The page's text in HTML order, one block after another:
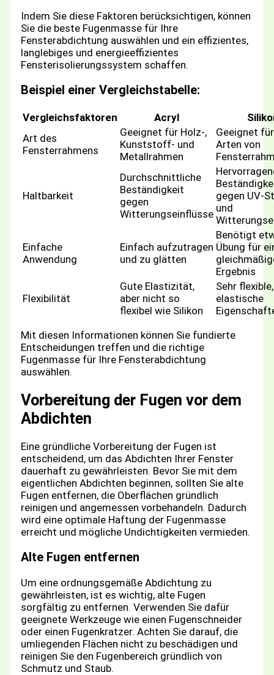
Indem Sie diese Faktoren berücksichtigen, können
Sie die beste Fugenmasse für Ihre
Fensterabdichtung auswählen und ein effizientes,
langlebiges und energieeffizientes
Fensterisolierungssystem schaffen.
Beispiel einer Vergleichstabelle:
Vergleichsfaktoren Acryl
Art des
Fensterrahmens
Geeignet für Holz-,
Kunststoff- und
Metallrahmen
Geeignet
Arten von
Haltbarkeit
Durchschnittliche
Beständigkeit
gegen
Witterungseinflüsse
gegen UV-
und
Einfache
Anwendung
Einfach aufzutragen
und zu glätten
Benötigt
Übung für
Ergebnis
Flexibilität
Gute Elastizität,
aber nicht so
flexibel wie Silikon
Sehr flexible,
elastische
Mit diesen Informationen können Sie fundierte
Entscheidungen treffen und die richtige
Fugenmasse für Ihre Fensterabdichtung
auswählen.
Vorbereitung der Fugen vor dem
Abdichten
Eine gründliche Vorbereitung der Fugen ist
entscheidend, um das Abdichten Ihrer Fenster
dauerhaft zu gewährleisten. Bevor Sie mit dem
eigentlichen Abdichten beginnen, sollten Sie alte
Fugen entfernen, die Oberflächen gründlich
reinigen und angemessen vorbehandeln. Dadurch
wird eine optimale Haftung der Fugenmasse
erreicht und mögliche Undichtigkeiten vermieden.
Alte Fugen entfernen
Um eine ordnungsgemäße Abdichtung zu
gewährleisten, ist es wichtig, alte Fugen
sorgfältig zu entfernen. Verwenden Sie dafür
geeignete Werkzeuge wie einen Fugenschneider
oder einen Fugenkratzer. Achten Sie darauf, die
umliegenden Flächen nicht zu beschädigen und
reinigen Sie den Fugenbereich gründlich von
Schmutz und Staub.